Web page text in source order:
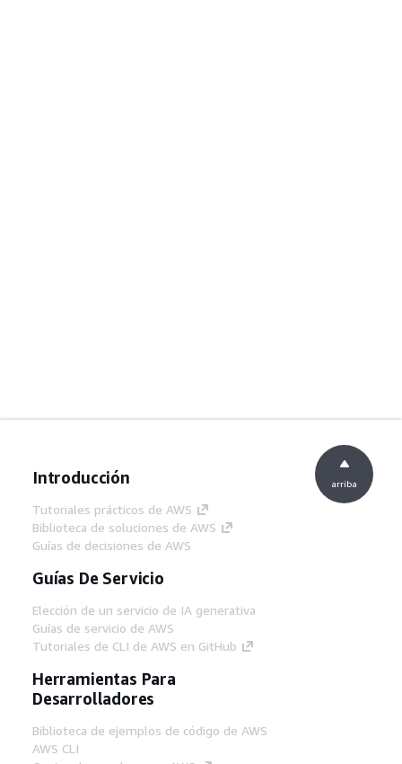
Introducción
Tutoriales prácticos de AWS
Biblioteca de soluciones de AWS
Guías de decisiones de AWS
Guías De Servicio
Elección de un servicio de IA generativa
Guías de servicio de AWS
Tutoriales de CLI de AWS en GitHub
Herramientas Para
Desarrolladores
Biblioteca de ejemplos de código de AWS
AWS CLI
arriba